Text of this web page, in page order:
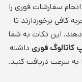
سفارشات فوری را
کافی برخوردارند تا
دهند. این نکات به شما
کاتالوگ فوری داشته
به سرعت دریافت کنید.